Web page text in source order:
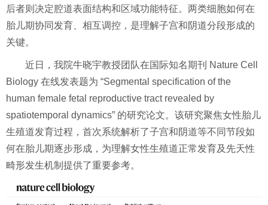
后者则决定腔道表面结构和区域功能特征。两类细胞如何在
胎儿期协同发育、相互调控，是理解子宫和阴道分段形成的
关键。
近日，我院牛晓宇教授团队在国际知名期刊 Nature Cell
Biology 在线发表题为 “Segmental specification of the
human female fetal reproductive tract revealed by
spatiotemporal dynamics” 的研究论文。该研究聚焦女性胎儿
生殖道发育过程，首次系统解析了子宫和阴道等不同节段如
何在胎儿期逐步形成，为理解女性生殖道正常发育及先天性
畸形发生机制提供了重要参考。